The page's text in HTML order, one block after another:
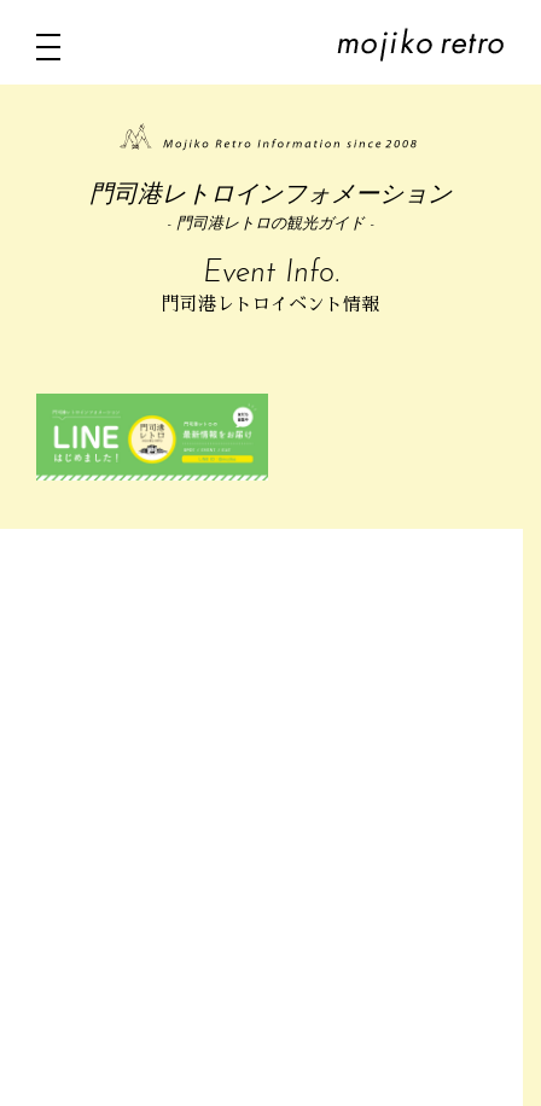
門司港レトロインフォメーション
- 門司港レトロの観光ガイド -
Event Info.
門司港レトロイベント情報